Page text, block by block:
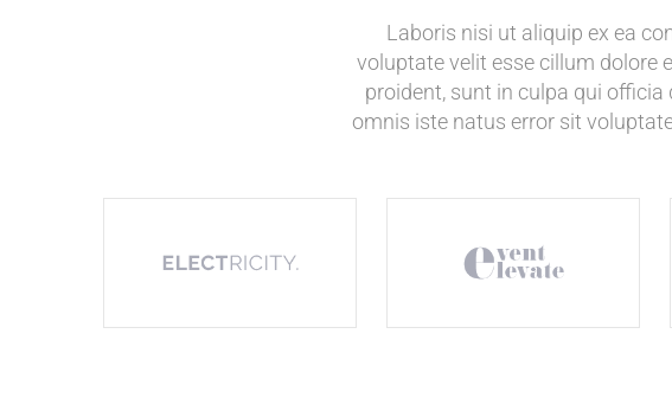
Laboris nisi ut aliquip ex ea
voluptate velit esse cillum dolore
proident, sunt in culpa qui
omnis iste natus error sit